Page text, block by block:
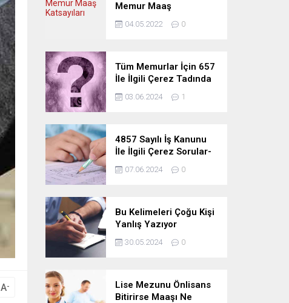
A-
Memur Maaş
Katsayıları
04.05.2022 0
Tüm Memurlar İçin 657
İle İlgili Çerez Tadında
Deneme Sınavı
03.06.2024 1
4857 Sayılı İş Kanunu
İle İlgili Çerez Sorular-
Deneme Sınavı
07.06.2024 0
Bu Kelimeleri Çoğu Kişi
Yanlış Yazıyor
30.05.2024 0
Lise Mezunu Önlisans
Bitirirse Maaşı Ne